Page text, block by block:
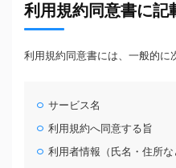
利用規約同意書に記
利用規約同意書には、一般的に
サービス名
利用規約へ同意する旨
利用者情報（氏名・住所な